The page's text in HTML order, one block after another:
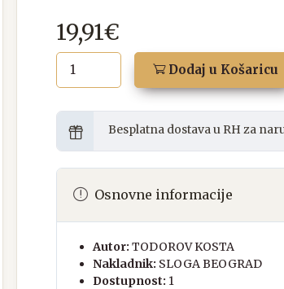
19,91€
Dodaj u Košaricu
Besplatna dostava u RH za
Osnovne informacije
Autor: TODOROV KOSTA
Nakladnik: SLOGA BEOGRAD
Dostupnost: 1